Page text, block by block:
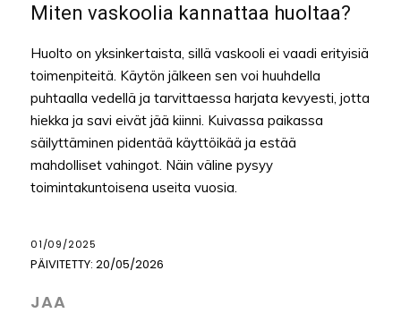
Miten vaskoolia kannattaa huoltaa?
Huolto on yksinkertaista, sillä vaskooli ei vaadi erityisiä
toimenpiteitä. Käytön jälkeen sen voi huuhdella
puhtaalla vedellä ja tarvittaessa harjata kevyesti, jotta
hiekka ja savi eivät jää kiinni. Kuivassa paikassa
säilyttäminen pidentää käyttöikää ja estää
mahdolliset vahingot. Näin väline pysyy
toimintakuntoisena useita vuosia.
01/09/2025
PÄIVITETTY: 20/05/2026
JAA